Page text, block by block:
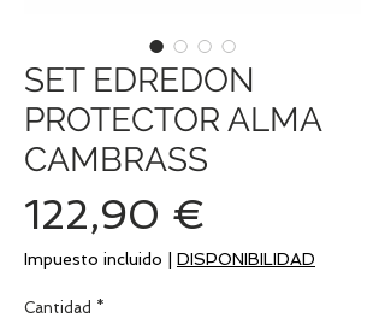
SET EDREDON
PROTECTOR ALMA
CAMBRASS
122,90 €
Impuesto incluido DISPONIBILIDAD
Cantidad *